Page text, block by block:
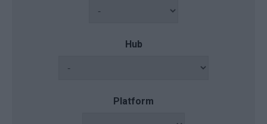
Hub
Platform